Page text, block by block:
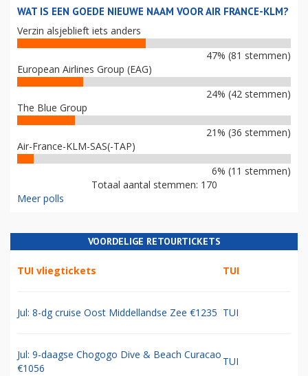
WAT IS EEN GOEDE NIEUWE NAAM VOOR AIR FRANCE-KLM?
Verzin alsjeblieft iets anders
47% (81 stemmen)
European Airlines Group (EAG)
24% (42 stemmen)
The Blue Group
21% (36 stemmen)
Air-France-KLM-SAS(-TAP)
6% (11 stemmen)
Totaal aantal stemmen: 170
Meer polls
VOORDELIGE RETOURTICKETS
TUI vliegtickets TUI
Jul: 8-dg cruise Oost Middellandse Zee €1235 TUI
Jul: 9-daagse Chogogo Dive & Beach Curacao
€1056
TUI